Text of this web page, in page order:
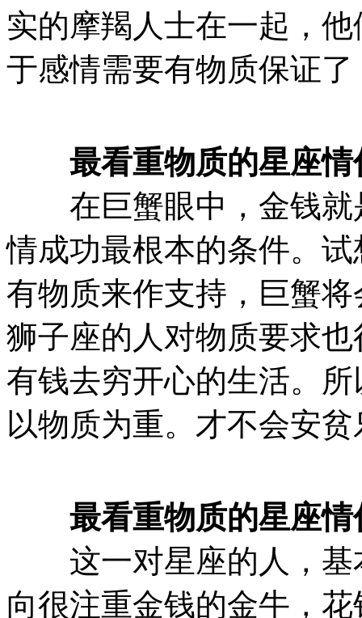
实的摩羯人士在一起，
于感情需要有物质保证
最看重物质的星座情
在巨蟹眼中，金钱就
情成功最根本的条件。
有物质来作支持，巨蟹
狮子座的人对物质要求
有钱去穷开心的生活。
以物质为重。才不会安
最看重物质的星座情
这一对星座的人，基
向很注重金钱的金牛，